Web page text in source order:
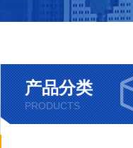
产品分类
PRODUCTS